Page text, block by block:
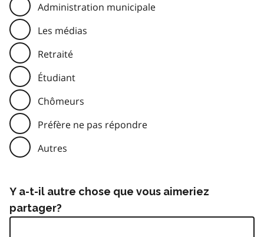
Administration municipale
Les médias
Retraité
Étudiant
Chômeurs
Préfère ne pas répondre
Autres
Y a-t-il autre chose que vous aimeriez
partager?